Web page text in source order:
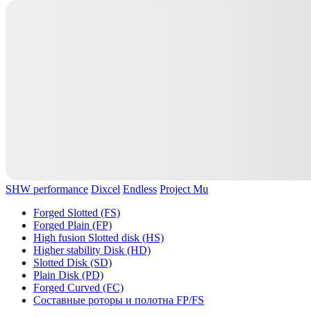
SHW performance Dixcel Endless Project Mu
Forged Slotted (FS)
Forged Plain (FP)
High fusion Slotted disk (HS)
Higher stability Disk (HD)
Slotted Disk (SD)
Plain Disk (PD)
Forged Curved (FC)
Составные роторы и полотна FP/FS